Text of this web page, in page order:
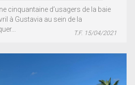
cinquantaine d’usagers de la baie
à Gustavia au sein de la
T.F. 15/04/2021